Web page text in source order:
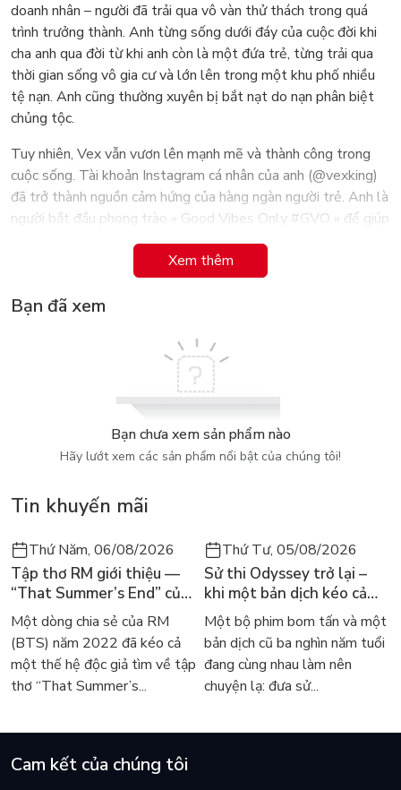
doanh nhân – người đã trải qua vô vàn thử thách trong quá
trình trưởng thành. Anh từng sống dưới đáy của cuộc đời khi
cha anh qua đời từ khi anh còn là một đứa trẻ, từng trải qua
thời gian sống vô gia cư và lớn lên trong một khu phố nhiều
tệ nạn. Anh cũng thường xuyên bị bắt nạt do nạn phân biệt
chủng tộc.
Tuy nhiên, Vex vẫn vươn lên mạnh mẽ và thành công trong
cuộc sống. Tài khoản Instagram cá nhân của anh (@vexking)
đã trở thành nguồn cảm hứng của hàng ngàn người trẻ. Anh là
người bắt đầu phong trào « Good Vibes Only #GVO » để giúp
người khác sử dụng sức mạnh của sự tích cực để biến đổi bản
thân và cuộc sống của họ thành một điều gì đó vĩ đại hơn.
Cuốn sách cần một sự kết hợp qua lại giữa nội dung cuốn sách
và cam kết của người đọc
« Yêu mình trước đã, yêu đời để sau » đòi hỏi bạn phải cam kết
ngay bây giờ để trở thành phiên bản tốt hơn, vĩ đại hơn của
chính mình. Mục tiêu của nó là giúp bạn trở nên tốt hơn so với
trong suốt phần đời còn lại của bạn.
mặt chủ quan, hầu hết mọi người sẽ liên tưởng khái niệm này
với việc có một khả năng đặc biệt, có nhiều tiền hoặc của cải
vật chất, quyền lực hoặc địa vị, và những thành tựu to lớn mà
họ đã đạt được qua nhiều quá trình nỗ lực, đấu tranh. Nhưng
sự vĩ đại thực sự sâu sắc hơn như vậy rất nhiều. Sự vĩ đại
không thể tồn tại nếu thiếu đi mục đích, tình yêu, lòng vị tha,
sự khiêm tốn, sự trân trọng, lòng nhân hậu, và tất nhiên – đặc
ân lớn nhất mà con người được ban tặng – niềm hạnh phúc.
Bạn xứng đáng với một cuộc sống tốt đẹp hơn và cuốn sách
Xem thêm
Bạn đã xem
Bạn chưa xem sản phẩm nào
Hãy lướt xem các sản phẩm nổi bật của chúng tôi!
Tin khuyến mãi
Thứ Năm, 06/08/2026
Tập thơ RM giới thiệu —
“That Summer’s End” của
Lee Seong-bok ra mắt bản
tiếng Anh sau 4 năm gây
sốt
Một dòng chia sẻ của RM
(BTS) năm 2022 đã kéo cả
một thế hệ độc giả tìm về tập
thơ “That Summer’s...
Thứ Tư, 05/08/2026
Sử thi Odyssey trở lại –
khi một bản dịch kéo cả
thế giới về với văn học
kinh điển
Một bộ phim bom tấn và một
bản dịch cũ ba nghìn năm tuổi
đang cùng nhau làm nên
chuyện lạ: đưa sử...
Cam kết của chúng tôi